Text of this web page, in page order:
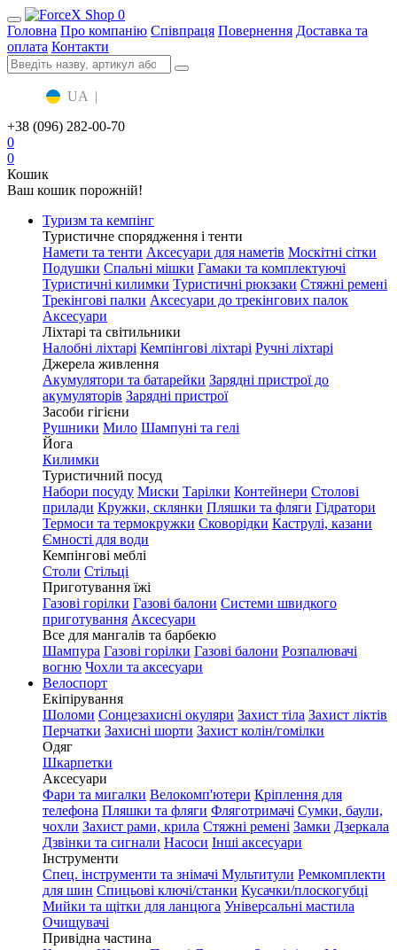
0
Головна Про компанію Співпраця Повернення Доставка та
оплата Контакти
UA |
+38 (096) 282-00-70
0
0
Кошик
Ваш кошик порожній!
Туризм та кемпінг
Туристичне спорядження і тенти
Намети та тенти Аксесуари для наметів Москітні сітки
Подушки Спальні мішки Гамаки та комплектуючі
Туристичні килимки Туристичні рюкзаки Стяжні ремені
Трекінгові палки Аксесуари до трекінгових палок
Аксесуари
Ліхтарі та світильники
Налобні ліхтарі Кемпінгові ліхтарі Ручні ліхтарі
Джерела живлення
Акумулятори та батарейки Зарядні пристрої до
акумуляторів Зарядні пристрої
Засоби гігієни
Рушники Мило Шампуні та гелі
Йога
Килимки
Туристичний посуд
Набори посуду Миски Тарілки Контейнери Столові
прилади Кружки, склянки Пляшки та фляги Гідратори
Термоси та термокружки Сковорідки Каструлі, казани
Ємності для води
Кемпінгові меблі
Столи Стільці
Приготування їжі
Газові горілки Газові балони Системи швидкого
приготування Аксесуари
Все для мангалів та барбекю
Шампура Газові горілки Газові балони Розпалювачі
вогню Чохли та аксесуари
Велоспорт
Екіпірування
Шоломи Сонцезахисні окуляри Захист тіла Захист ліктів
Перчатки Захисні шорти Захист колін/гомілки
Одяг
Шкарпетки
Аксесуари
Фари та мигалки Велокомп'ютери Кріплення для
телефона Пляшки та фляги Фляготримачі Сумки, баули,
чохли Захист рами, крила Стяжні ремені Замки Дзеркала
Дзвінки та сигнали Насоси Інші аксесуари
Інструменти
Спец. інструменти та знімачі Мультитули Ремкомплекти
для шин Спицьові ключі/станки Кусачки/плоскогубці
Мийки та щітки для ланцюга Універсальні мастила
Очищувачі
Привідна частина